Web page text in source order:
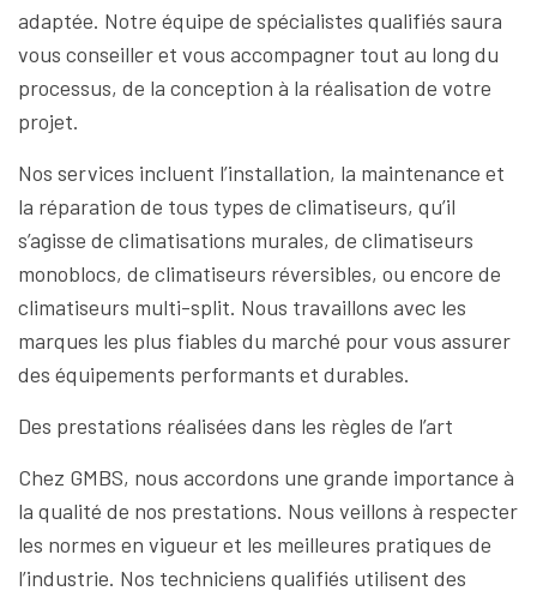
adaptée. Notre équipe de spécialistes qualifiés saura
vous conseiller et vous accompagner tout au long du
processus, de la conception à la réalisation de votre
projet.
Nos services incluent l’installation, la maintenance et
la réparation de tous types de climatiseurs, qu’il
s’agisse de climatisations murales, de climatiseurs
monoblocs, de climatiseurs réversibles, ou encore de
climatiseurs multi-split. Nous travaillons avec les
marques les plus fiables du marché pour vous assurer
des équipements performants et durables.
Des prestations réalisées dans les règles de l’art
Chez GMBS, nous accordons une grande importance à
la qualité de nos prestations. Nous veillons à respecter
les normes en vigueur et les meilleures pratiques de
l’industrie. Nos techniciens qualifiés utilisent des